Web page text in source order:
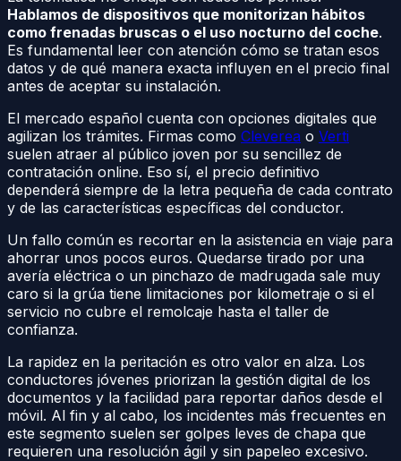
Hablamos de dispositivos que monitorizan hábitos
como frenadas bruscas o el uso nocturno del coche.
Es fundamental leer con atención cómo se tratan esos
datos y de qué manera exacta influyen en el precio final
antes de aceptar su instalación.
El mercado español cuenta con opciones digitales que
agilizan los trámites. Firmas como Cleverea o Verti
suelen atraer al público joven por su sencillez de
contratación online. Eso sí, el precio definitivo
dependerá siempre de la letra pequeña de cada contrato
y de las características específicas del conductor.
Un fallo común es recortar en la asistencia en viaje para
ahorrar unos pocos euros. Quedarse tirado por una
avería eléctrica o un pinchazo de madrugada sale muy
caro si la grúa tiene limitaciones por kilometraje o si el
servicio no cubre el remolcaje hasta el taller de
confianza.
La rapidez en la peritación es otro valor en alza. Los
conductores jóvenes priorizan la gestión digital de los
documentos y la facilidad para reportar daños desde el
móvil. Al fin y al cabo, los incidentes más frecuentes en
este segmento suelen ser golpes leves de chapa que
requieren una resolución ágil y sin papeleo excesivo.